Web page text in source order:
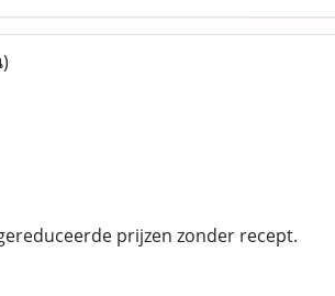
prijzen zonder recept.